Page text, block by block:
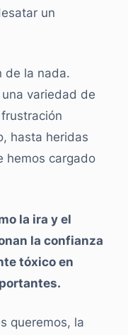
un
de la nada.
variedad de
hasta heridas
hemos cargado
la ira y el
la confianza
tóxico en
queremos, la